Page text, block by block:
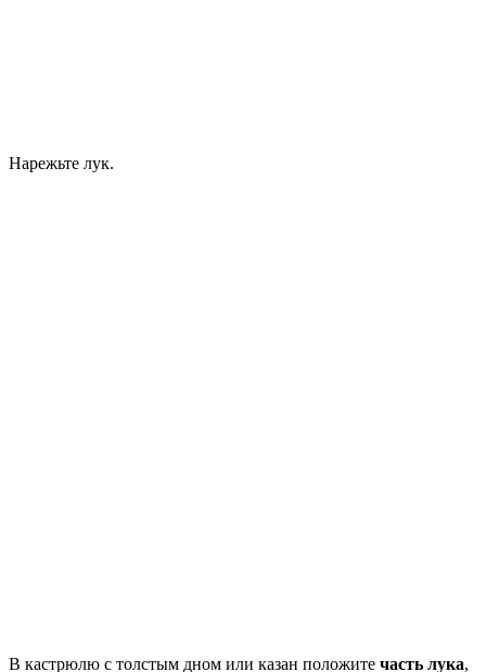
Нарежьте лук.
В кастрюлю с толстым дном или казан положите часть лука,